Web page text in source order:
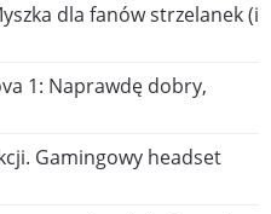
dla fanów strzelanek (i
1: Naprawdę dobry,
Gamingowy headset